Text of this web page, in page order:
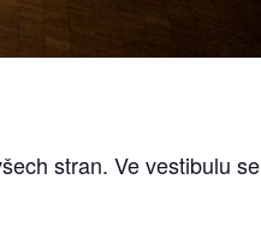
stran. Ve vestibulu se